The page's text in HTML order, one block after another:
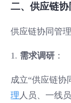
二、供应链
供应链协同管
1. 需求调研 ：
成立“供应链协
理 人员、一线